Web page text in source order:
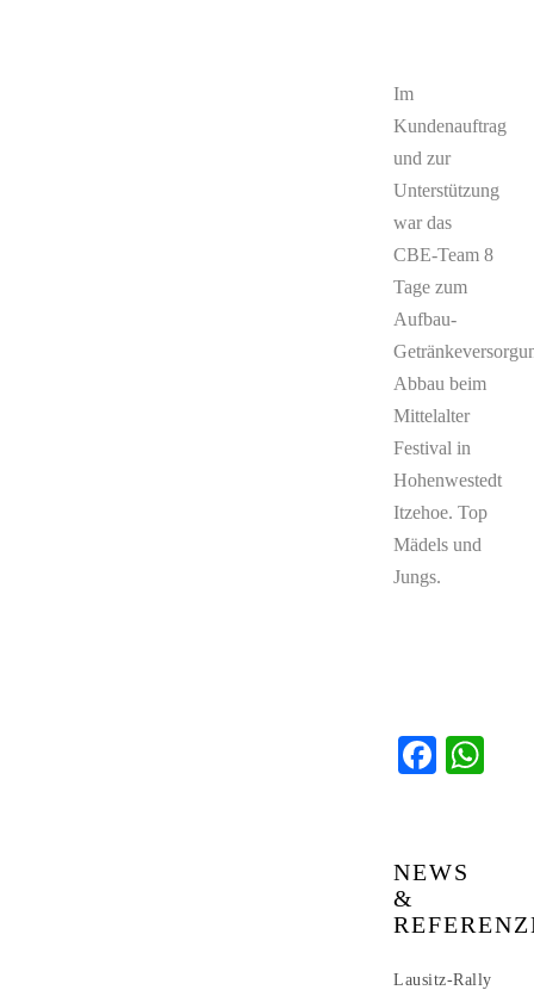
Im
Kundenauftrag
und zur
Unterstützung
war das
CBE-Team 8
Tage zum
Aufbau-
Abbau beim
Mittelalter
Festival in
Hohenwestedt
Itzehoe. Top
Mädels und
Jungs.
NEWS
&
Lausitz-Rally